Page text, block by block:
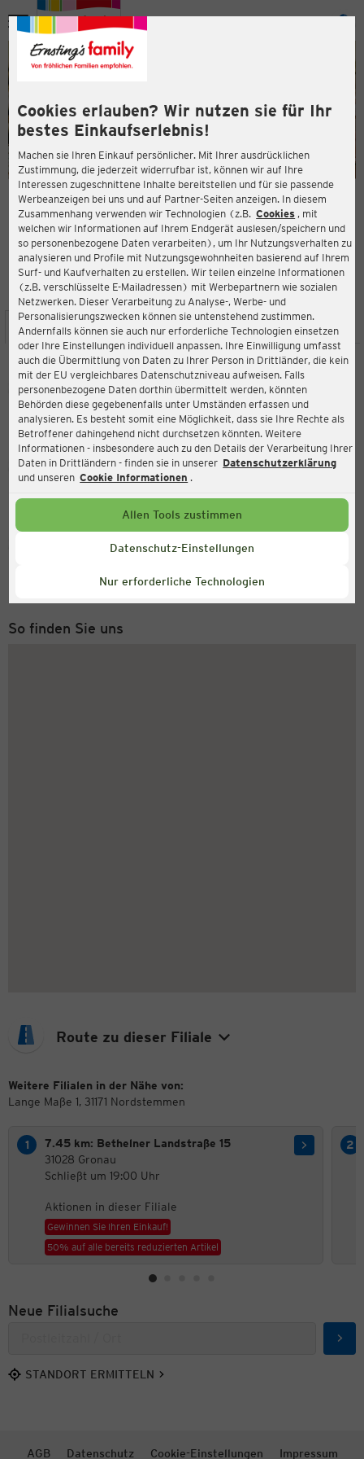
Cookies erlauben? Wir nutzen sie für Ihr
bestes Einkaufserlebnis!
Machen sie Ihren Einkauf persönlicher. Mit Ihrer ausdrücklichen
Zustimmung, die jederzeit widerrufbar ist, können wir auf Ihre
Interessen zugeschnittene Inhalte bereitstellen und für sie passende
Werbeanzeigen bei uns und auf Partner-Seiten anzeigen. In diesem
Zusammenhang verwenden wir Technologien (z.B. Cookies , mit
welchen wir Informationen auf Ihrem Endgerät auslesen/speichern und
so personenbezogene Daten verarbeiten), um Ihr Nutzungsverhalten zu
analysieren und Profile mit Nutzungsgewohnheiten basierend auf Ihrem
Surf- und Kaufverhalten zu erstellen. Wir teilen einzelne Informationen
(z.B. verschlüsselte E-Mailadressen) mit Werbepartnern wie sozialen
Netzwerken. Dieser Verarbeitung zu Analyse-, Werbe- und
Personalisierungszwecken können sie untenstehend zustimmen.
Andernfalls können sie auch nur erforderliche Technologien einsetzen
oder Ihre Einstellungen individuell anpassen. Ihre Einwilligung umfasst
auch die Übermittlung von Daten zu Ihrer Person in Drittländer, die kein
mit der EU vergleichbares Datenschutzniveau aufweisen. Falls
personenbezogene Daten dorthin übermittelt werden, könnten
Behörden diese gegebenenfalls unter Umständen erfassen und
analysieren. Es besteht somit eine Möglichkeit, dass sie Ihre Rechte als
Betroffener dahingehend nicht durchsetzen könnten. Weitere
Informationen - insbesondere auch zu den Details der Verarbeitung Ihrer
Daten in Drittländern - finden sie in unserer Datenschutzerklärung
und unseren Cookie Informationen .
Allen Tools zustimmen
Datenschutz-Einstellungen
Nur erforderliche Technologien
Menü
ERNSTING'S FAMILY FILIALE
Lange Maße 1
31171 Nordstemmen
3,5
Bewertung:
STANDORT SERVICES SORTIMENT AKTIONEN
Ernsting's family
Lange Maße 1, 31171 Nordstemmen
Aktuell:
Geöffnet
Service Hotline
Montag bis Freitag 8-18 Uhr
So finden Sie uns
Route zu dieser Filiale
Weitere Filialen in der Nähe von:
Lange Maße 1, 31171 Nordstemmen
7.45 km: Bethelner Landstraße 15
31028 Gronau
Schließt um 19:00 Uhr
Aktionen in dieser Filiale
Gewinnen Sie Ihren Einkauf!
50% auf alle bereits reduzierten Artikel
Neue Filialsuche
STANDORT ERMITTELN
AGB Datenschutz Cookie-Einstellungen Impressum